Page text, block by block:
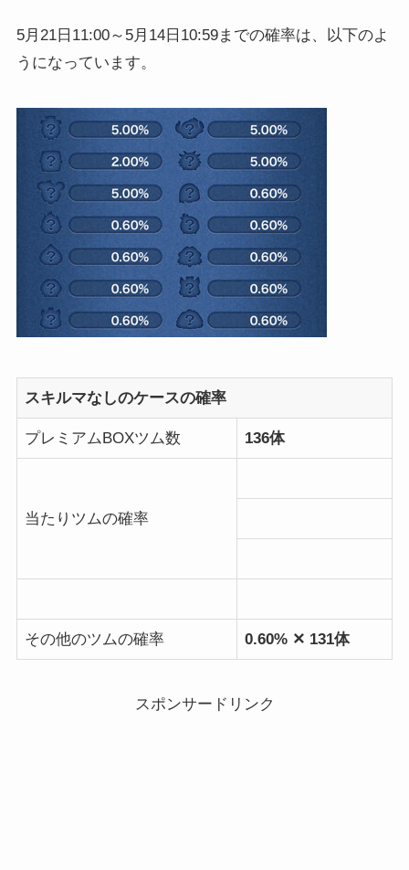
5月21日11:00～5月14日10:59までの確率は、以下のよ
うになっています。
スキルマなしのケースの確率
プレミアムBOXツム数 136体
当たりツムの確率
その他のツムの確率 0.60% ✕ 131体
スポンサードリンク